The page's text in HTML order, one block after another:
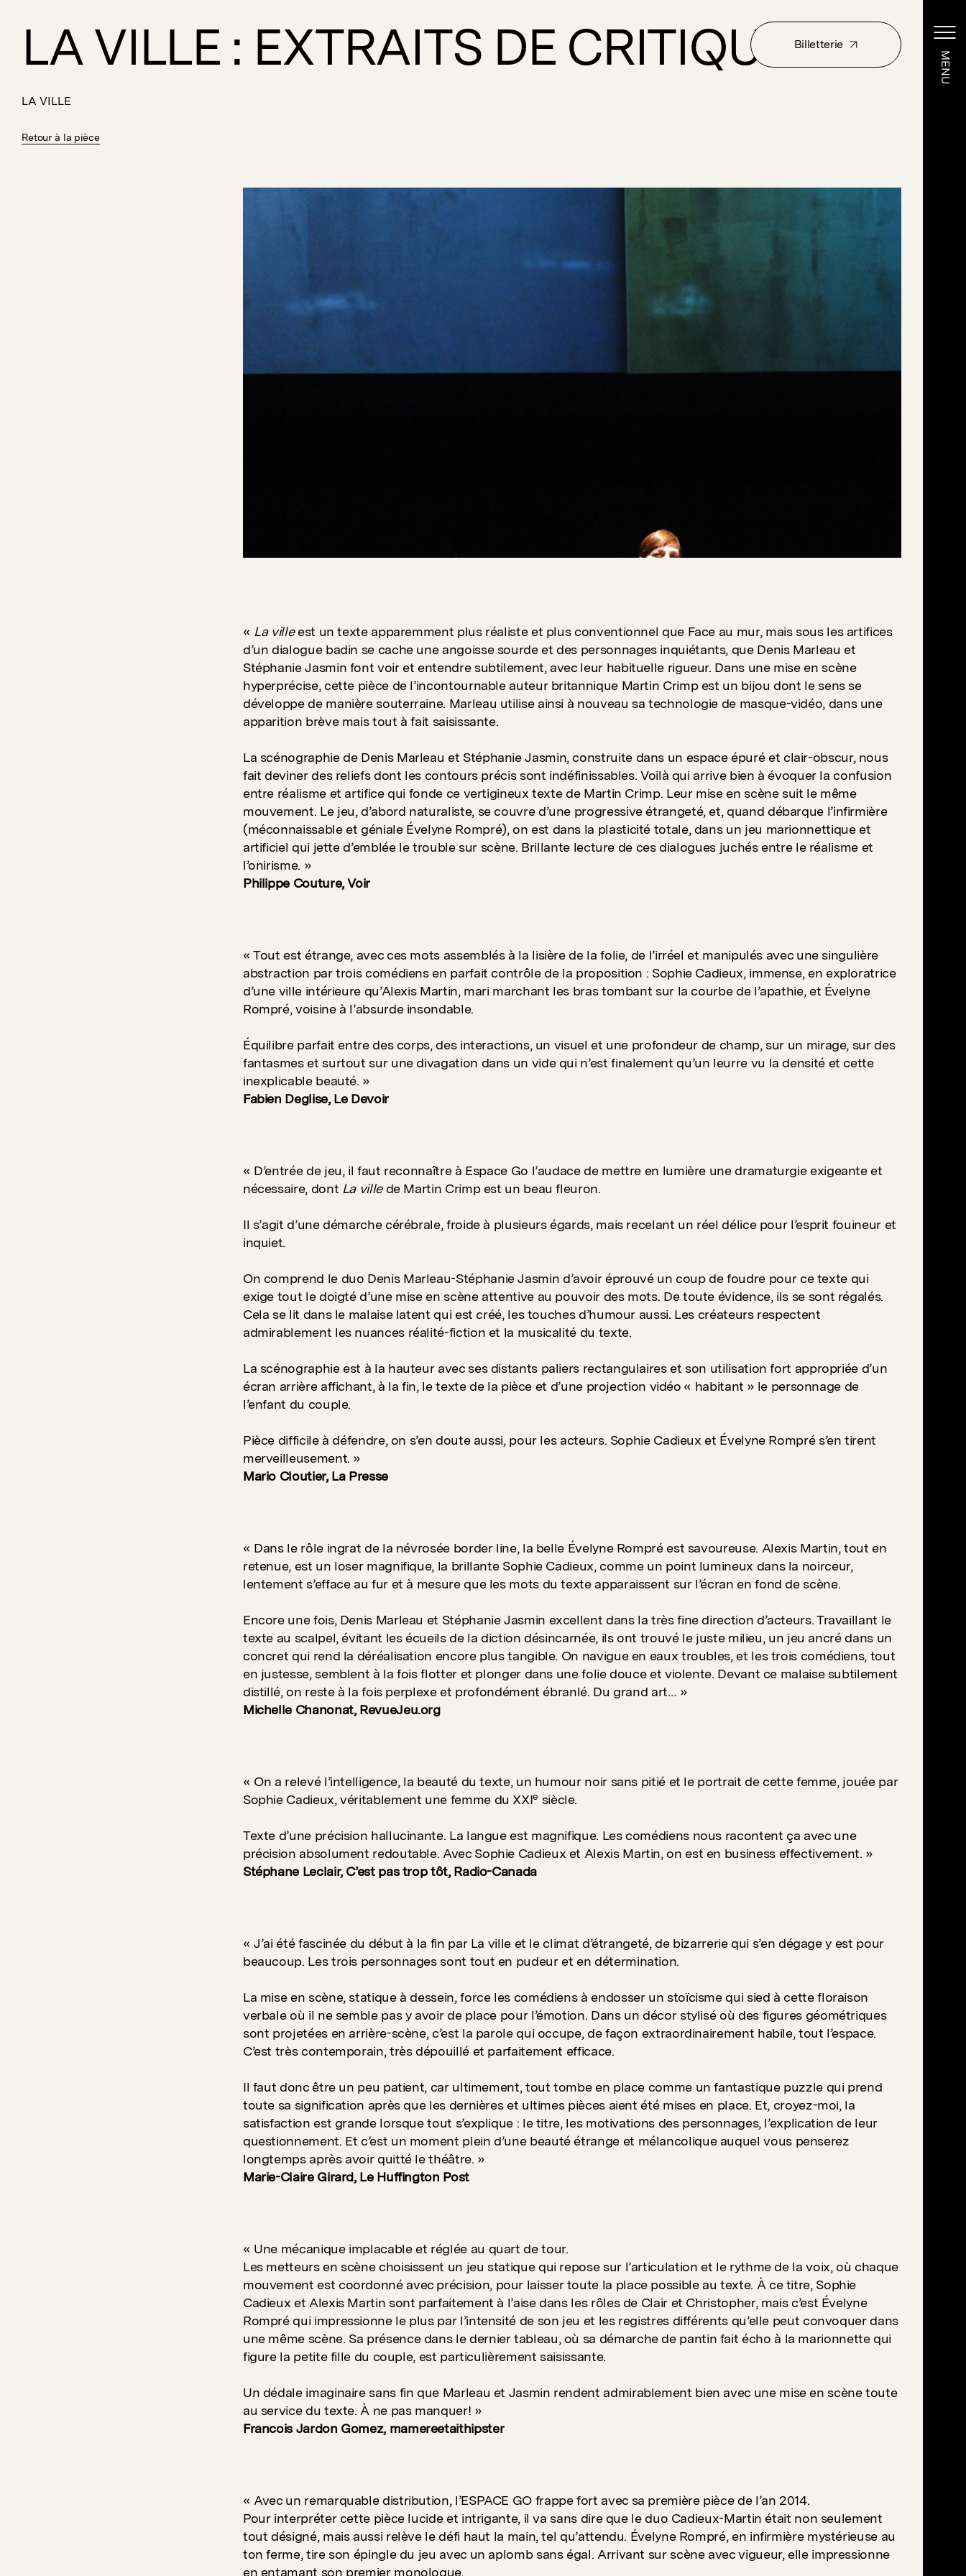
Billetterie
MENU
LA VILLE : EXTRAITS DE CRITIQUES
LA VILLE
Retour à la pièce
« La villeest un texte apparemment plus réaliste et plus conventionnel que Face au mur, mais sous les artifices
d’un dialogue badin se cache une angoisse sourde et des personnages inquiétants, que Denis Marleau et
Stéphanie Jasmin font voir et entendre subtilement, avec leur habituelle rigueur. Dans une mise en scène
hyperprécise, cette pièce de l’incontournable auteur britannique Martin Crimp est un bijou dont le sens se
développe de manière souterraine. Marleau utilise ainsi à nouveau sa technologie de masque-vidéo, dans une
apparition brève mais tout à fait saisissante.
La scénographie de Denis Marleau et Stéphanie Jasmin, construite dans un espace épuré et clair-obscur, nous
fait deviner des reliefs dont les contours précis sont indéfinissables. Voilà qui arrive bien à évoquer la confusion
entre réalisme et artifice qui fonde ce vertigineux texte de Martin Crimp. Leur mise en scène suit le même
mouvement. Le jeu, d’abord naturaliste, se couvre d’une progressive étrangeté, et, quand débarque l’infirmière
(méconnaissable et géniale Évelyne Rompré), on est dans la plasticité totale, dans un jeu marionnettique et
artificiel qui jette d’emblée le trouble sur scène. Brillante lecture de ces dialogues juchés entre le réalisme et
l’onirisme. »
Philippe Couture, Voir
« Tout est étrange, avec ces mots assemblés à la lisière de la folie, de l’irréel et manipulés avec une singulière
abstraction par trois comédiens en parfait contrôle de la proposition : Sophie Cadieux, immense, en exploratrice
d’une ville intérieure qu’Alexis Martin, mari marchant les bras tombant sur la courbe de l’apathie, et Évelyne
Rompré, voisine à l’absurde insondable.
Équilibre parfait entre des corps, des interactions, un visuel et une profondeur de champ, sur un mirage, sur des
fantasmes et surtout sur une divagation dans un vide qui n’est finalement qu’un leurre vu la densité et cette
inexplicable beauté. »
Fabien Deglise, Le Devoir
« D’entrée de jeu, il faut reconnaître à Espace Go l’audace de mettre en lumière une dramaturgie exigeante et
nécessaire, dont La villede Martin Crimp est un beau fleuron.
Il s’agit d’une démarche cérébrale, froide à plusieurs égards, mais recelant un réel délice pour l’esprit fouineur et
inquiet.
On comprend le duo Denis Marleau-Stéphanie Jasmin d’avoir éprouvé un coup de foudre pour ce texte qui
exige tout le doigté d’une mise en scène attentive au pouvoir des mots. De toute évidence, ils se sont régalés.
Cela se lit dans le malaise latent qui est créé, les touches d’humour aussi. Les créateurs respectent
admirablement les nuances réalité-fiction et la musicalité du texte.
La scénographie est à la hauteur avec ses distants paliers rectangulaires et son utilisation fort appropriée d’un
écran arrière affichant, à la fin, le texte de la pièce et d’une projection vidéo « habitant » le personnage de
l’enfant du couple.
Pièce difficile à défendre, on s’en doute aussi, pour les acteurs. Sophie Cadieux et Évelyne Rompré s’en tirent
merveilleusement. »
Mario Cloutier, La Presse
« Dans le rôle ingrat de la névrosée border line, la belle Évelyne Rompré est savoureuse. Alexis Martin, tout en
retenue, est un loser magnifique, la brillante Sophie Cadieux, comme un point lumineux dans la noirceur,
lentement s’efface au fur et à mesure que les mots du texte apparaissent sur l’écran en fond de scène.
Encore une fois, Denis Marleau et Stéphanie Jasmin excellent dans la très fine direction d’acteurs. Travaillant le
texte au scalpel, évitant les écueils de la diction désincarnée, ils ont trouvé le juste milieu, un jeu ancré dans un
concret qui rend la déréalisation encore plus tangible. On navigue en eaux troubles, et les trois comédiens, tout
en justesse, semblent à la fois flotter et plonger dans une folie douce et violente. Devant ce malaise subtilement
distillé, on reste à la fois perplexe et profondément ébranlé. Du grand art… »
Michelle Chanonat, RevueJeu.org
« On a relevé l’intelligence, la beauté du texte, un humour noir sans pitié et le portrait de cette femme, jouée par
Sophie Cadieux, véritablement une femme du XXIe siècle.
Texte d’une précision hallucinante. La langue est magnifique. Les comédiens nous racontent ça avec une
précision absolument redoutable. Avec Sophie Cadieux et Alexis Martin, on est en business effectivement. »
Stéphane Leclair, C’est pas trop tôt, Radio-Canada
« J’ai été fascinée du début à la fin par La ville et le climat d’étrangeté, de bizarrerie qui s’en dégage y est pour
beaucoup. Les trois personnages sont tout en pudeur et en détermination.
La mise en scène, statique à dessein, force les comédiens à endosser un stoïcisme qui sied à cette floraison
verbale où il ne semble pas y avoir de place pour l’émotion. Dans un décor stylisé où des figures géométriques
sont projetées en arrière-scène, c’est la parole qui occupe, de façon extraordinairement habile, tout l’espace.
C’est très contemporain, très dépouillé et parfaitement efficace.
Il faut donc être un peu patient, car ultimement, tout tombe en place comme un fantastique puzzle qui prend
toute sa signification après que les dernières et ultimes pièces aient été mises en place. Et, croyez-moi, la
satisfaction est grande lorsque tout s’explique : le titre, les motivations des personnages, l’explication de leur
questionnement. Et c’est un moment plein d’une beauté étrange et mélancolique auquel vous penserez
longtemps après avoir quitté le théâtre. »
Marie-Claire Girard, Le Huffington Post
« Une mécanique implacable et réglée au quart de tour.
Les metteurs en scène choisissent un jeu statique qui repose sur l’articulation et le rythme de la voix, où chaque
mouvement est coordonné avec précision, pour laisser toute la place possible au texte. À ce titre, Sophie
Cadieux et Alexis Martin sont parfaitement à l’aise dans les rôles de Clair et Christopher, mais c’est Évelyne
Rompré qui impressionne le plus par l’intensité de son jeu et les registres différents qu’elle peut convoquer dans
une même scène. Sa présence dans le dernier tableau, où sa démarche de pantin fait écho à la marionnette qui
figure la petite fille du couple, est particulièrement saisissante.
Un dédale imaginaire sans fin que Marleau et Jasmin rendent admirablement bien avec une mise en scène toute
au service du texte. À ne pas manquer! »
Francois Jardon Gomez, mamereetaithipster
« Avec un remarquable distribution, l’ESPACE GO frappe fort avec sa première pièce de l’an 2014.
Pour interpréter cette pièce lucide et intrigante, il va sans dire que le duo Cadieux-Martin était non seulement
tout désigné, mais aussi relève le défi haut la main, tel qu’attendu. Évelyne Rompré, en infirmière mystérieuse au
ton ferme, tire son épingle du jeu avec un aplomb sans égal. Arrivant sur scène avec vigueur, elle impressionne
en entamant son premier monologue.